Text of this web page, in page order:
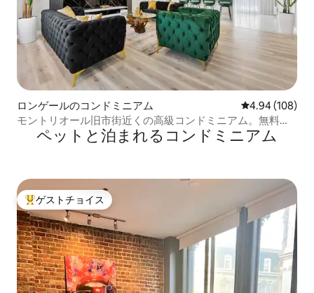
ロンゲールのコンドミニアム レビュー108
4.94 (108)
モントリオール旧市街近くの高級コンドミニアム。無料駐
車場付き。
ペットと泊まれるコンドミニアム
大好評のゲストチョイスです。
ゲストチョイス